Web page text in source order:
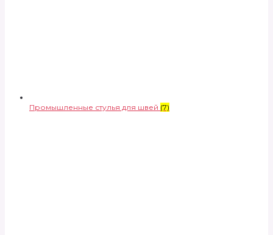
Промышленные стулья для швей (7)